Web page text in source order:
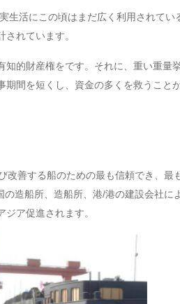
活にこの頃はまだ広く利用されて
れています。
的財産権をです。それに、重い重
間を短くし、資金の多くを救うこと
善する船のための最も信頼でき、
造船所、造船所、港/港の建設会社
ア促進されます。